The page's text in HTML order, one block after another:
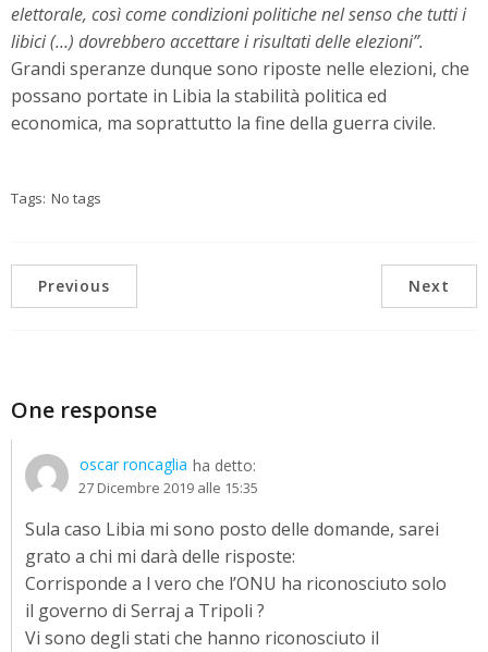
elettorale, così come condizioni politiche nel senso che tutti i
libici (…) dovrebbero accettare i risultati delle elezioni”.
Grandi speranze dunque sono riposte nelle elezioni, che
possano portate in Libia la stabilità politica ed
economica, ma soprattutto la fine della guerra civile.
Tags: No tags
Previous Next
One response
oscar roncaglia ha detto:
27 Dicembre 2019 alle 15:35
Sula caso Libia mi sono posto delle domande, sarei
grato a chi mi darà delle risposte:
Corrisponde a l vero che l’ONU ha riconosciuto solo
il governo di Serraj a Tripoli ?
Vi sono degli stati che hanno riconosciuto il